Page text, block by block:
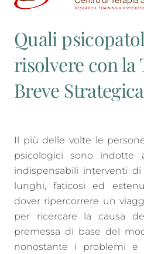
Quali
risolvere con la
Breve
Il più delle volte le
psicologici sono indotte
indispensabili interventi
lunghi, faticosi ed
dover ripercorrere un
per ricercare la causa
premessa di base del
nonostante i problemi e